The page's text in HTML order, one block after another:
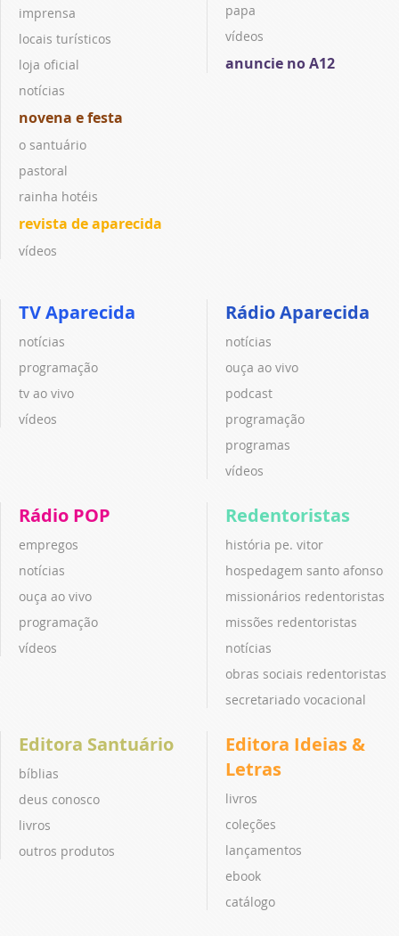
imprensa
locais turísticos
loja oficial
notícias
novena e festa
o santuário
pastoral
rainha hotéis
revista de aparecida
vídeos
papa
vídeos
anuncie no A12
TV Aparecida
notícias
programação
tv ao vivo
vídeos
Rádio Aparecida
notícias
ouça ao vivo
podcast
programação
programas
vídeos
Rádio POP
empregos
notícias
ouça ao vivo
programação
vídeos
Redentoristas
história pe. vitor
hospedagem santo afonso
missionários redentoristas
missões redentoristas
notícias
obras sociais redentoristas
secretariado vocacional
Editora Santuário
bíblias
deus conosco
livros
outros produtos
Editora Ideias &
Letras
livros
coleções
lançamentos
ebook
catálogo